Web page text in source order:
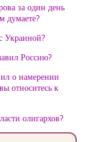
за один день
думаете?
Украиной?
Россию?
о намерении
относитесь к
олигархов?